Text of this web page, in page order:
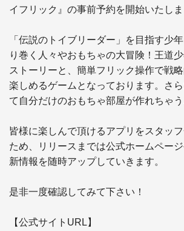
イフリック』の事前予約を開始いたしま
「伝説のトイブリーダー」を目指す少
り巻く人々やおもちゃの大冒険！王道
ストーリーと、簡単フリック操作で戦
楽しめるゲームとなっております。さ
て自分だけのおもちゃ部屋が作れちゃ
皆様に楽しんで頂けるアプリをスタッ
ため、リリースまでは公式ホームペー
新情報を随時アップしていきます。
是非一度確認してみて下さい！